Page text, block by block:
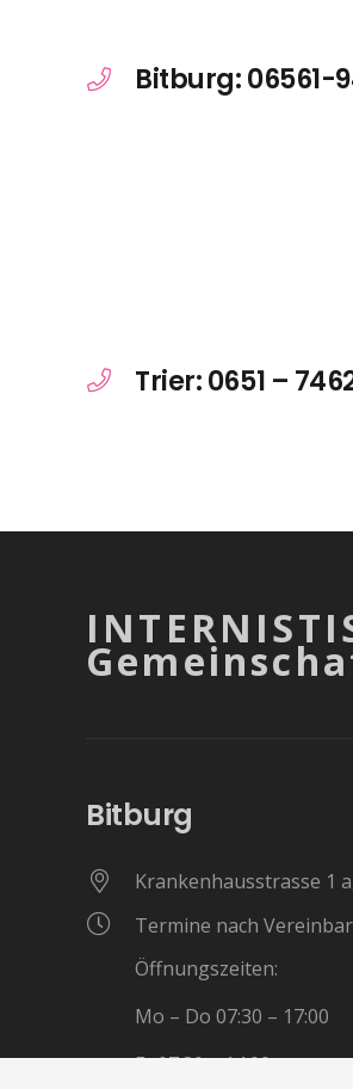
Bitburg: 06561-
Trier: 0651 –
Bitburg
Krankenhausstrasse 1
Termine nach
Öffnungszeiten:
Mo – Do 07:30 – 17:00
Fr 07:30 – 14:00